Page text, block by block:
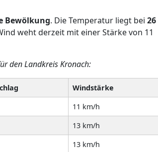
Bewölkung. Die Temperatur liegt bei 26
weht derzeit mit einer Stärke von 11
den Landkreis Kronach:
Windstärke
11 km/h
13 km/h
13 km/h